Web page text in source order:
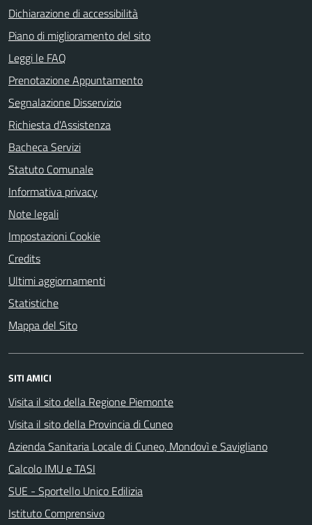
Dichiarazione di accessibilità
Piano di miglioramento del sito
Leggi le FAQ
Prenotazione Appuntamento
Segnalazione Disservizio
Richiesta d'Assistenza
Bacheca Servizi
Statuto Comunale
Informativa privacy
Note legali
Impostazioni Cookie
Credits
Ultimi aggiornamenti
Statistiche
Mappa del Sito
SITI AMICI
Visita il sito della Regione Piemonte
Visita il sito della Provincia di Cuneo
Azienda Sanitaria Locale di Cuneo, Mondovì e Savigliano
Calcolo IMU e TASI
SUE - Sportello Unico Edilizia
Istituto Comprensivo